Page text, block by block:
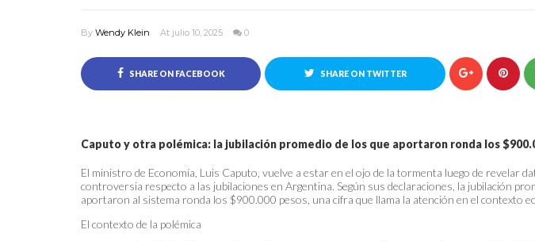
By Wendy Klein At julio 10, 2025 0
SHARE ON FACEBOOK SHARE ON TWITTER
Caputo y otra polémica: la jubilación promedio de los que aportaron ronda los
El ministro de Economía, Luis Caputo, vuelve a estar en el ojo de la tormenta luego de revelar
controversia respecto a las jubilaciones en Argentina. Según sus declaraciones, la jubilación
aportaron al sistema ronda los $900.000 pesos, una cifra que llama la atención en el contexto
El contexto de la polémica